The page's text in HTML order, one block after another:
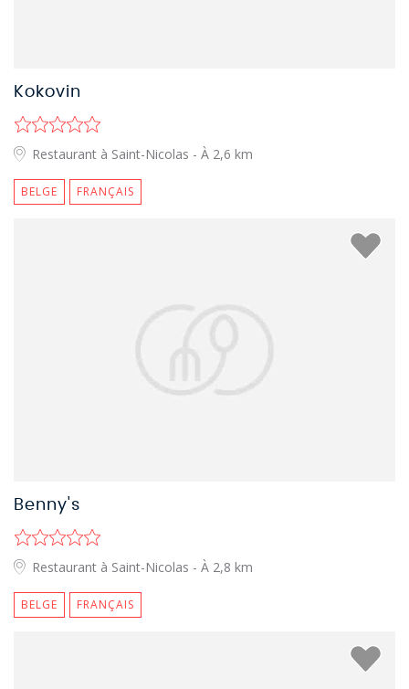
Kokovin
Restaurant à Saint-Nicolas - À 2,6 km
BELGE FRANÇAIS
Benny's
Restaurant à Saint-Nicolas - À 2,8 km
BELGE FRANÇAIS